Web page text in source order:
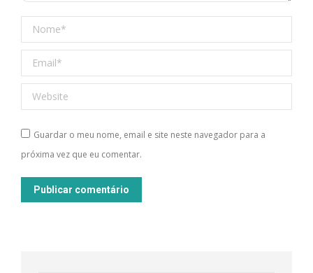
Nome *
Email *
Website
Guardar o meu nome, email e site neste navegador para a
próxima vez que eu comentar.
Publicar comentário